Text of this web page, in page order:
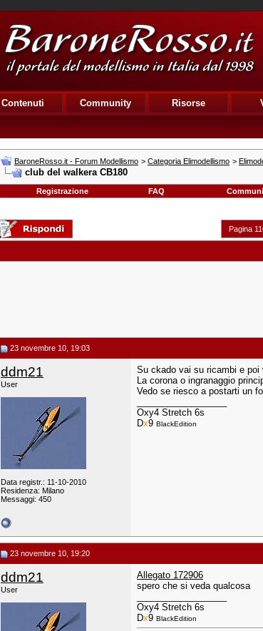
Contenuti Community Risorse
BaroneRosso.it - Forum Modellismo > Categoria Elimodellismo >
club del walkera CB180
Registrazione
FAQ
Pagina
23 novembre 10, 19:03
ddm21
User
Data registr.: 11-10-2010
Residenza: Milano
Messaggi: 450
Su ckado vai su ricambi e poi
La corona o ingranaggio
Vedo se riesco a postarti un
Oxy4 Stretch 6s
Dx9 BlackEdition
23 novembre 10, 19:20
ddm21
User
Allegato 172906
spero che si veda qualcosa
Oxy4 Stretch 6s
Dx9 BlackEdition